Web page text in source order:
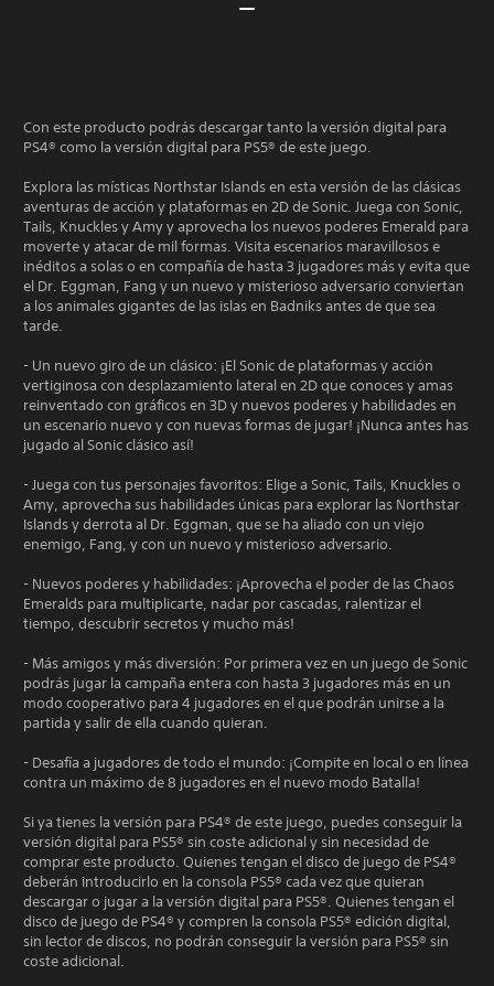
Con este producto podrás descargar tanto la versión digital para
PS4® como la versión digital para PS5® de este juego.
Explora las místicas Northstar Islands en esta versión de las clásicas
aventuras de acción y plataformas en 2D de Sonic. Juega con Sonic,
Tails, Knuckles y Amy y aprovecha los nuevos poderes Emerald para
moverte y atacar de mil formas. Visita escenarios maravillosos e
inéditos a solas o en compañía de hasta 3 jugadores más y evita que
el Dr. Eggman, Fang y un nuevo y misterioso adversario conviertan
a los animales gigantes de las islas en Badniks antes de que sea
tarde.
- Un nuevo giro de un clásico: ¡El Sonic de plataformas y acción
vertiginosa con desplazamiento lateral en 2D que conoces y amas
reinventado con gráficos en 3D y nuevos poderes y habilidades en
un escenario nuevo y con nuevas formas de jugar! ¡Nunca antes has
jugado al Sonic clásico así!
- Juega con tus personajes favoritos: Elige a Sonic, Tails, Knuckles o
Amy, aprovecha sus habilidades únicas para explorar las Northstar
Islands y derrota al Dr. Eggman, que se ha aliado con un viejo
enemigo, Fang, y con un nuevo y misterioso adversario.
- Nuevos poderes y habilidades: ¡Aprovecha el poder de las Chaos
Emeralds para multiplicarte, nadar por cascadas, ralentizar el
tiempo, descubrir secretos y mucho más!
- Más amigos y más diversión: Por primera vez en un juego de Sonic
podrás jugar la campaña entera con hasta 3 jugadores más en un
modo cooperativo para 4 jugadores en el que podrán unirse a la
partida y salir de ella cuando quieran.
- Desafía a jugadores de todo el mundo: ¡Compite en local o en línea
contra un máximo de 8 jugadores en el nuevo modo Batalla!
Si ya tienes la versión para PS4® de este juego, puedes conseguir la
versión digital para PS5® sin coste adicional y sin necesidad de
comprar este producto. Quienes tengan el disco de juego de PS4®
deberán introducirlo en la consola PS5® cada vez que quieran
descargar o jugar a la versión digital para PS5®. Quienes tengan el
disco de juego de PS4® y compren la consola PS5® edición digital,
sin lector de discos, no podrán conseguir la versión para PS5® sin
coste adicional.